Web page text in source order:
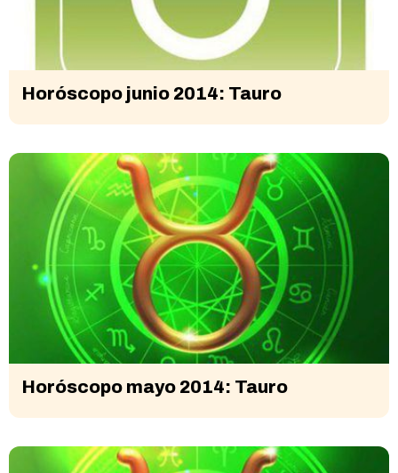
Horóscopo junio 2014: Tauro
Horóscopo mayo 2014: Tauro